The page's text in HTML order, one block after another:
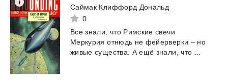
Саймак Клиффорд Дональд
0
Все знали, что Римские свечи
Меркурия отнюдь не фейерверки – но
живые существа. А ещё знали, что